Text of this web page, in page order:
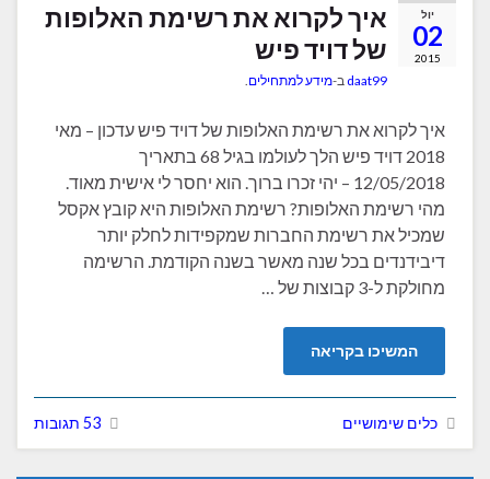
יול
02
2015
איך לקרוא את רשימת האלופות
של דויד פיש
daat99 ב-מידע למתחילים
איך לקרוא את רשימת האלופות של דויד פיש עדכון – מאי
2018 דויד פיש הלך לעולמו בגיל 68 בתאריך
12/05/2018 – יהי זכרו ברוך. הוא יחסר לי אישית מאוד.
מהי רשימת האלופות? רשימת האלופות היא קובץ אקסל
שמכיל את רשימת החברות שמקפידות לחלק יותר
דיבידנדים בכל שנה מאשר בשנה הקודמת. הרשימה
מחולקת ל-3 קבוצות של …
המשיכו בקריאה
כלים שימושיים 53 תגובות